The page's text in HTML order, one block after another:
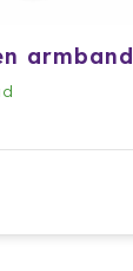
armband